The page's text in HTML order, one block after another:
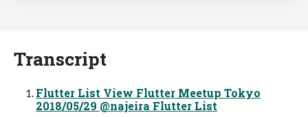
Transcript
Flutter List View Flutter Meetup Tokyo
2018/05/29 @najeira Flutter List